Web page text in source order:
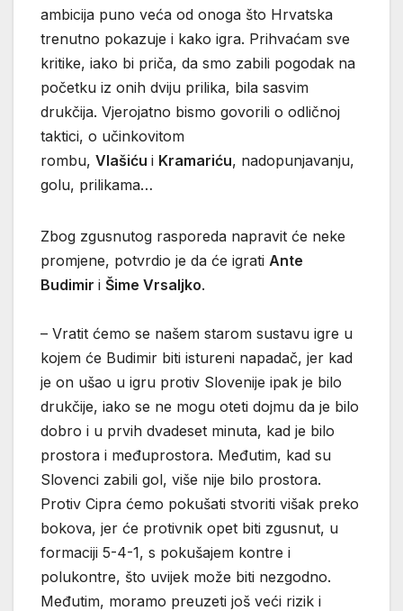
ambicija puno veća od onoga što Hrvatska
trenutno pokazuje i kako igra. Prihvaćam sve
kritike, iako bi priča, da smo zabili pogodak na
početku iz onih dviju prilika, bila sasvim
drukčija. Vjerojatno bismo govorili o odličnoj
taktici, o učinkovitom
rombu, Vlašiću i Kramariću, nadopunjavanju,
golu, prilikama…
Zbog zgusnutog rasporeda napravit će neke
promjene, potvrdio je da će igrati Ante
Budimir i Šime Vrsaljko.
– Vratit ćemo se našem starom sustavu igre u
kojem će Budimir biti istureni napadač, jer kad
je on ušao u igru protiv Slovenije ipak je bilo
drukčije, iako se ne mogu oteti dojmu da je bilo
dobro i u prvih dvadeset minuta, kad je bilo
prostora i međuprostora. Međutim, kad su
Slovenci zabili gol, više nije bilo prostora.
Protiv Cipra ćemo pokušati stvoriti višak preko
bokova, jer će protivnik opet biti zgusnut, u
formaciji 5-4-1, s pokušajem kontre i
polukontre, što uvijek može biti nezgodno.
Međutim, moramo preuzeti još veći rizik i